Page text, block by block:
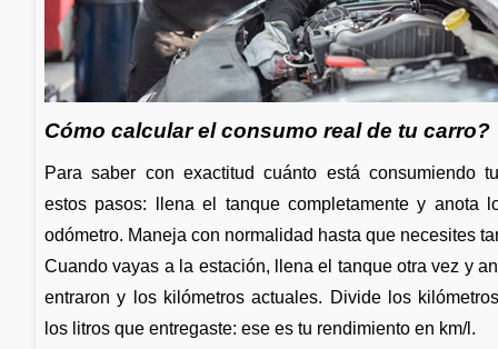
Cómo calcular el consumo real de tu carro?
Para saber con exactitud cuánto está consumiendo
estos pasos: llena el tanque completamente y anota
odómetro. Maneja con normalidad hasta que necesites
Cuando vayas a la estación, llena el tanque otra vez y
entraron y los kilómetros actuales. Divide los
los litros que entregaste: ese es tu rendimiento en km/l.